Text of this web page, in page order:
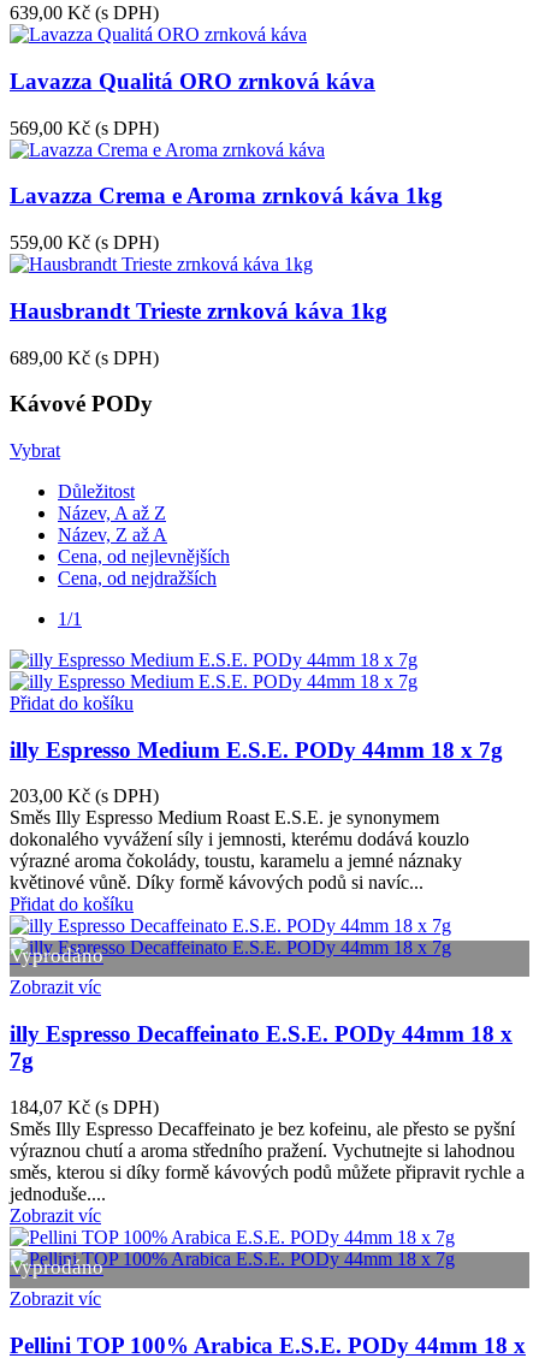
639,00 Kč (s DPH)
Lavazza Qualitá ORO zrnková káva
569,00 Kč (s DPH)
Lavazza Crema e Aroma zrnková káva 1kg
559,00 Kč (s DPH)
Hausbrandt Trieste zrnková káva 1kg
689,00 Kč (s DPH)
Kávové PODy
Vybrat
Důležitost
Název, A až Z
Název, Z až A
Cena, od nejlevnějších
Cena, od nejdražších
1/1
Přidat do košíku
illy Espresso Medium E.S.E. PODy 44mm 18 x 7g
203,00 Kč (s DPH)
Směs Illy Espresso Medium Roast E.S.E. je synonymem
dokonalého vyvážení síly i jemnosti, kterému dodává kouzlo
výrazné aroma čokolády, toustu, karamelu a jemné náznaky
květinové vůně. Díky formě kávových podů si navíc...
Přidat do košíku
Vyprodáno
Zobrazit víc
illy Espresso Decaffeinato E.S.E. PODy 44mm 18 x
7g
184,07 Kč (s DPH)
Směs Illy Espresso Decaffeinato je bez kofeinu, ale přesto se pyšní
výraznou chutí a aroma středního pražení. Vychutnejte si lahodnou
směs, kterou si díky formě kávových podů můžete připravit rychle a
jednoduše....
Zobrazit víc
Vyprodáno
Zobrazit víc
Pellini TOP 100% Arabica E.S.E. PODy 44mm 18 x